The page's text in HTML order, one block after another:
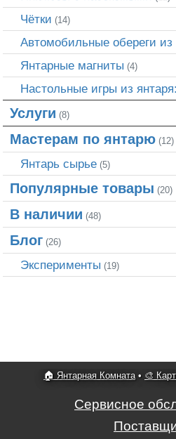
Чётки (14)
Автомобильные обереги из
Янтарные магниты (4)
Настольные игры из
Услуги (8)
Мастерам по янтарю (12)
Янтарь сырье (5)
Популярные товары (20)
В наличии (48)
Блог (26)
Эксперименты (19)
🏠 Янтарная Комната• 🎨
Сервисное